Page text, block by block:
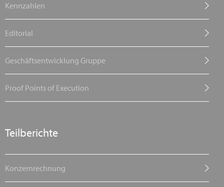
Kennzahlen
Editorial
Geschäftsentwicklung Gruppe
Proof Points of Execution
Teilberichte
Konzernrechnung